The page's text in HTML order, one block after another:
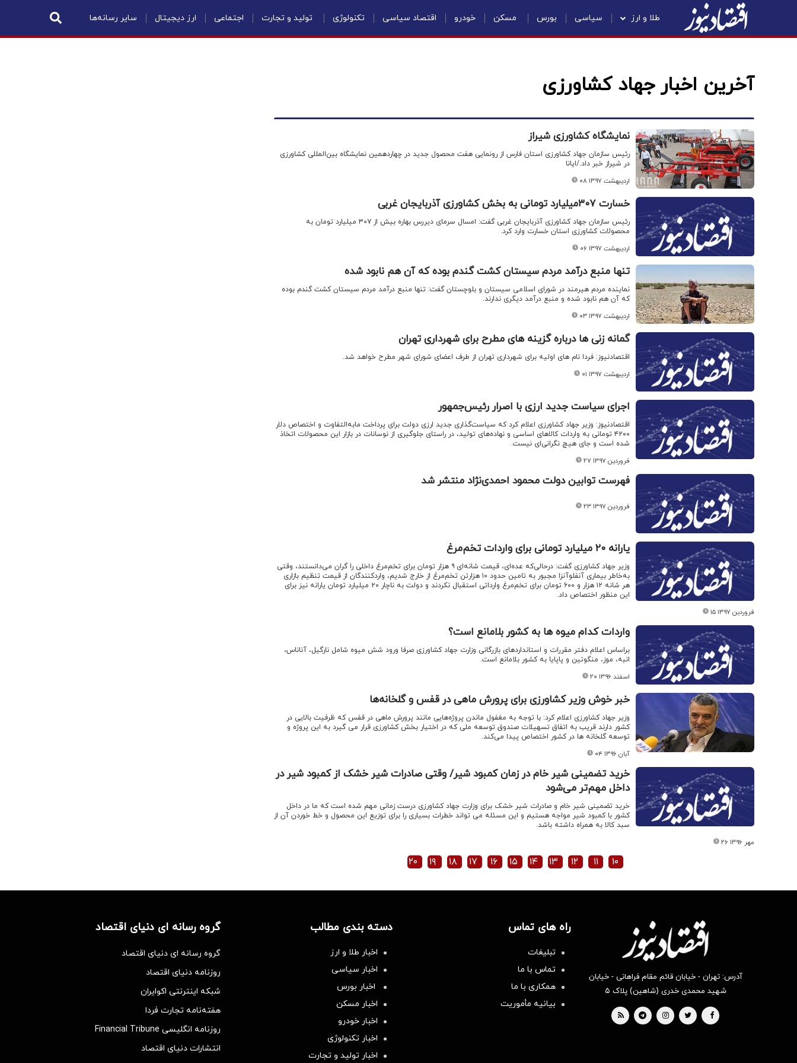
طلا و ارز سیاسی بورس مسکن خودرو اقتصاد سیاسی تکنولوژی تولید و تجارت اجتماعی ارز دیجیتال سایر رسانه‌ها
آخرین اخبار جهاد کشاورزی
نمایشگاه کشاورزی شیراز
رئیس سازمان جهاد کشاورزی استان فارس از رونمایی هفت محصول جدید در چهاردهمین نمایشگاه بین‌المللی کشاورزی
در شیراز خبر داد./ایانا
۰۸ اردیبهشت ۱۳۹۷
خسارت ۳۰۷میلیارد تومانی به بخش کشاورزی آذربایجان غربی
رئیس سازمان جهاد کشاورزی آذربایجان غربی گفت: امسال سرمای دیررس بهاره بیش از ۳۰۷ میلیارد تومان به
محصولات کشاورزی استان خسارت وارد کرد.
۰۶ اردیبهشت ۱۳۹۷
تنها منبع درآمد مردم سیستان کشت گندم بوده که آن هم نابود شده
نماینده مردم هیرمند در شورای اسلامی سیستان و بلوچستان گفت: تنها منبع درآمد مردم سیستان کشت گندم بوده
که آن هم نابود شده و منبع درآمد دیگری ندارند.
۰۳ اردیبهشت ۱۳۹۷
گمانه زنی ها درباره گزینه های مطرح برای شهرداری تهران
اقتصادنیوز: فردا نام های اولیه برای شهرداری تهران از طرف اعضای شورای شهر مطرح خواهد شد.
۰۱ اردیبهشت ۱۳۹۷
اجرای سیاست جدید ارزی با اصرار رئیس‌جمهور
اقتصادنیوز: وزیر جهاد کشاورزی اعلام کرد که سیاست‌گذاری جدید ارزی دولت برای پرداخت مابه‌التفاوت و اختصاص دلار
۴۲۰۰ تومانی به واردات کالاهای اساسی و نهاده‌های تولید، در راستای جلوگیری از نوسانات در بازار این محصولات اتخاذ
شده است و جای هیچ نگرانی‌ای نیست.
۲۷ فروردین ۱۳۹۷
فهرست توابین دولت محمود احمدی‌نژاد منتشر شد
۲۳ فروردین ۱۳۹۷
یارانه ۲۰ میلیارد تومانی برای واردات تخم‌مرغ
وزیر جهاد کشاورزی گفت: درحالی‌که عده‌ای، قیمت شانه‌ای ۹ هزار تومان برای تخم‌مرغ داخلی را گران می‌دانستند، وقتی
به‌خاطر بیماری آنفلوآنزا مجبور به تامین حدود ۱۰ هزارتن تخم‌مرغ از خارج شدیم، واردکنندگان از قیمت تنظیم بازاری
هر شانه ۱۲ هزار و ۶۰۰ تومان برای تخم‌مرغ وارداتی استقبال نکردند و دولت به ناچار ۲۰ میلیارد تومان یارانه نیز برای
این منظور اختصاص داد.
۱۵ فروردین ۱۳۹۷
واردات کدام میوه ها به کشور بلامانع است؟
براساس اعلام دفتر مقررات و استانداردهای بازرگانی وزارت جهاد کشاورزی صرفا ورود شش میوه شامل نارگیل، آناناس،
انبه، موز، منگوتین و پاپایا به کشور بلامانع است.
۲۰ اسفند ۱۳۹۶
خبر خوش وزیر کشاورزی برای پرورش ماهی در قفس و گلخانه‌ها
وزیر جهاد کشاورزی اعلام کرد: با توجه به مغفول ماندن پروژه‌هایی مانند پرورش ماهی در قفس که ظرفیت بالایی در
کشور دارند قریب به اتفاق تسهیلات صندوق توسعه ملی که در اختیار بخش کشاورزی قرار می گیرد به این پروژه و
توسعه گلخانه ها در کشور اختصاص پیدا می‌کند.
۰۴ آبان ۱۳۹۶
خرید تضمینی شیر خام در زمان کمبود شیر/ وقتی صادرات شیر خشک از کمبود شیر در
داخل مهم‌تر می‌شود
خرید تضمینی شیر خام و صادرات شیر خشک برای وزارت جهاد کشاورزی درست زمانی مهم شده است که ما در داخل
کشور با کمبود شیر مواجه هستیم و این مسئله می تواند خطرات بسیاری را برای توزیع این محصول و خط خوردن آن از
سبد کالا به همراه داشته باشد.
۲۶ مهر ۱۳۹۶
۱۰ ۱۱ ۱۲ ۱۳ ۱۴ ۱۵ ۱۶ ۱۷ ۱۸ ۱۹ ۲۰
آدرس: تهران - خیابان قائم مقام فراهانی - خیابان
شهید محمدی خدری (شاهین) پلاک ۵
راه های تماس
تبلیغات
تماس با ما
همکاری با ما
بیانیه مأموریت
دسته بندی مطالب
اخبار طلا و ارز
اخبار سیاسی
اخبار بورس
اخبار مسکن
اخبار خودرو
اخبار تکنولوژی
اخبار تولید و تجارت
گروه رسانه ای دنیای اقتصاد
گروه رسانه ای دنیای اقتصاد
روزنامه دنیای اقتصاد
شبکه اینترنتی اکوایران
هفته‌نامه تجارت فردا
روزنامه انگلیسی Financial Tribune
انتشارات دنیای اقتصاد